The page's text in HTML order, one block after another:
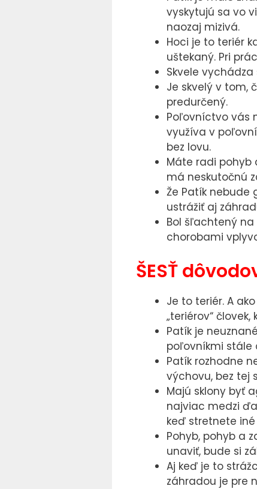
vyskytujú sa vo
naozaj mizivá.
Hoci je to teriér
uštekaný. Pri
Skvele
Je skvelý v tom,
predurčený.
Poľovníctvo vás
využíva v
bez lovu.
Máte radi pohyb
má neskutočnú
Že Patík nebude
ustrážiť aj
Bol šľachtený
chorobami
ŠESŤ
Je to teriér. A
„teriérov“
Patík je
poľovníkmi stále
Patík rozhodne
výchovu, bez tej
Majú sklony byť
najviac medzi
keď stretnete iné
Pohyb, pohyb a
unaviť, bude si
Aj keď je to
záhradou je pre